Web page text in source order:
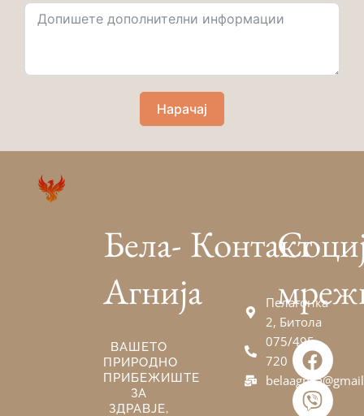
Нарачај
Бела-
Агнија
ВАШЕТО
ПРИРОДНО
ПРИБЕЖИШТЕ
ЗА
ЗДРАВЈЕ,
Контакт
Пелагонка
2, Битола
075/495-
720
F
a
c
e
V
i
b
e
E
n
v
e